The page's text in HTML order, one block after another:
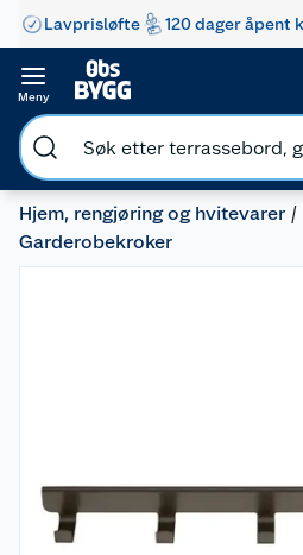
Lavprisløfte 120 dager åpent
Meny
Hjem, rengjøring og hvitevarer
Garderobekroker